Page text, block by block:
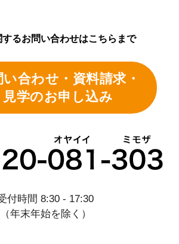
するお問い合わせはこちらまで
い合わせ・資料請求・
見学のお申し込み
付時間 8:30 - 17:30
（年末年始を除く）